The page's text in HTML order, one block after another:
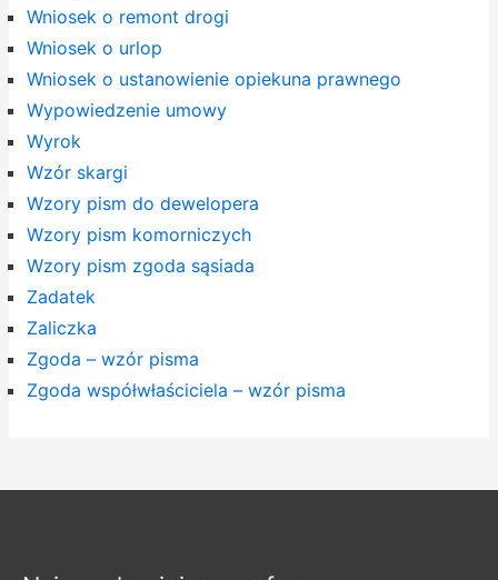
Wniosek o remont drogi
Wniosek o urlop
Wniosek o ustanowienie opiekuna prawnego
Wypowiedzenie umowy
Wyrok
Wzór skargi
Wzory pism do dewelopera
Wzory pism komorniczych
Wzory pism zgoda sąsiada
Zadatek
Zaliczka
Zgoda – wzór pisma
Zgoda współwłaściciela – wzór pisma